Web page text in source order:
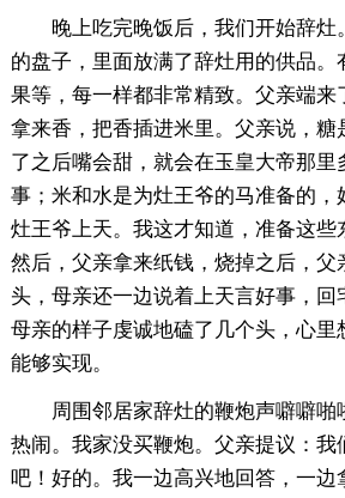
晚上吃完晚饭后，我们开始辞灶
的盘子，里面放满了辞灶用的供品。
果等，每一样都非常精致。父亲端来
拿来香，把香插进米里。父亲说，糖
了之后嘴会甜，就会在玉皇大帝那里
事；米和水是为灶王爷的马准备的，
灶王爷上天。我这才知道，准备这些
然后，父亲拿来纸钱，烧掉之后，父
头，母亲还一边说着上天言好事，回
母亲的样子虔诚地磕了几个头，心里
能够实现。
周围邻居家辞灶的鞭炮声噼噼啪
热闹。我家没买鞭炮。父亲提议：我
吧！好的。我一边高兴地回答，一边